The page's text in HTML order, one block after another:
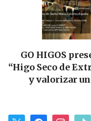
GO HIGOS
“Higo Seco de
y valorizar